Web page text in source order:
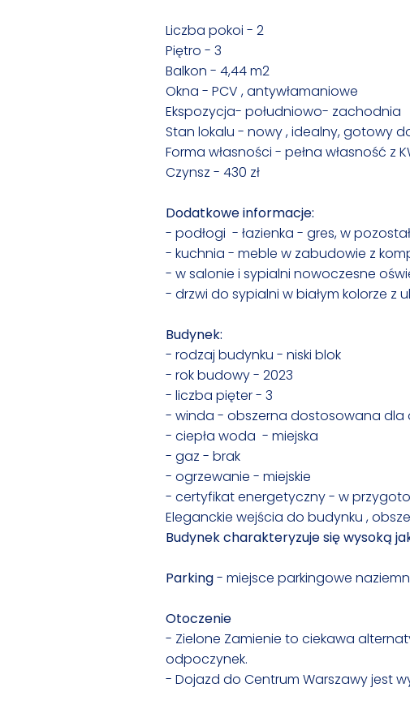
Liczba pokoi - 2
Piętro - 3
Balkon - 4,44 m2
Okna - PCV , antywłamaniowe
Ekspozycja- południowo- zachodnia
Stan lokalu - nowy , idealny, gotowy
Forma własności - pełna własność z
Czynsz - 430 zł
Dodatkowe informacje:
- podłogi - łazienka - gres, w
- kuchnia - meble w zabudowie z
- w salonie i sypialni nowoczesne
- drzwi do sypialni w białym kolorze z
Budynek:
- rodzaj budynku - niski blok
- rok budowy - 2023
- liczba pięter - 3
- winda - obszerna dostosowana dla
- ciepła woda - miejska
- gaz - brak
- ogrzewanie - miejskie
- certyfikat energetyczny - w
Eleganckie wejścia do budynku ,
Budynek charakteryzuje się wysoką
Parking- miejsce parkingowe
Otoczenie
- Zielone Zamienie to ciekawa
odpoczynek.
- Dojazd do Centrum Warszawy jest